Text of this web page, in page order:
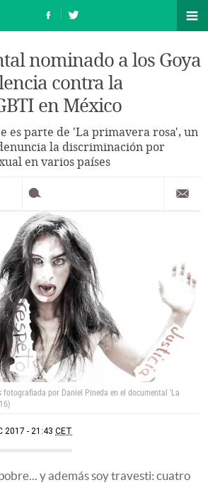
nominado a los Goya
contra la
en México
es parte de 'La primavera rosa', un
la discriminación por
en varios países
por Daniel Pineda en el documental 'La
2017 - 21:43 CET
y además soy travesti: cuatro